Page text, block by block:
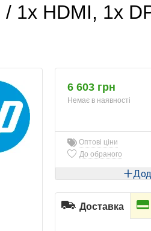
1x HDMI, 1x
6 603 грн
Немає в наявності
Оптові ціни
До обраного
Доставка